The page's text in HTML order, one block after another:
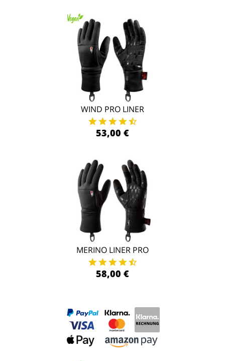
WIND PRO LINER
53,00 €
MERINO LINER PRO
58,00 €